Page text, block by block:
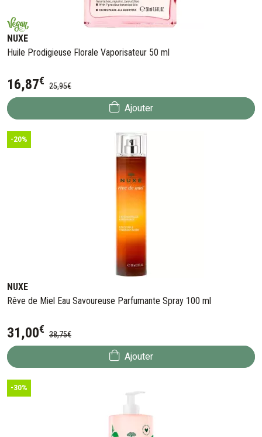
NUXE
Huile Prodigieuse Florale Vaporisateur 50 ml
16,87€ 25,95€
Ajouter
-20%
NUXE
Rêve de Miel Eau Savoureuse Parfumante Spray 100 ml
31,00€ 38,75€
Ajouter
-30%